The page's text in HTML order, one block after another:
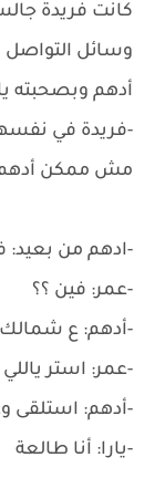
كانت فريدة
وسائل التواصل
أدهم وبصحبته
-فريدة في
مش ممكن أدهم
-ادهم من بعيد:
-عمر: فين ؟؟
-أدهم: ع شمالك
-عمر: استر
-أدهم: استلقى
-يارا: أنا طالعة